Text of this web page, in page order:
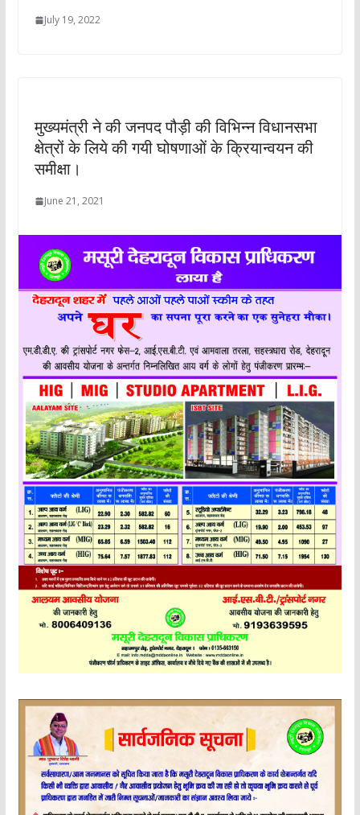
July 19, 2022
मुख्यमंत्री ने की जनपद पौड़ी की विभिन्न विधानसभा
क्षेत्रों के लिये की गयी घोषणाओं के क्रियान्वयन की
समीक्षा।
June 21, 2021